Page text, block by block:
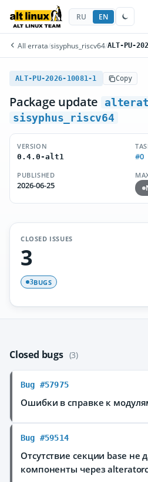
RU EN
All errata/sisyphus_riscv64/ALT-PU-
ALT-PU-2026-10081-1 Copy
Package update
sisyphus_riscv64
VERSION
0.4.0-alt1
#0
PUBLISHED
2026-06-25
CLOSED ISSUES
3
3BUGS
Closed bugs (3)
Bug #57975
Ошибки в справке к
Bug #59514
Отсутствие секции base не
компоненты через